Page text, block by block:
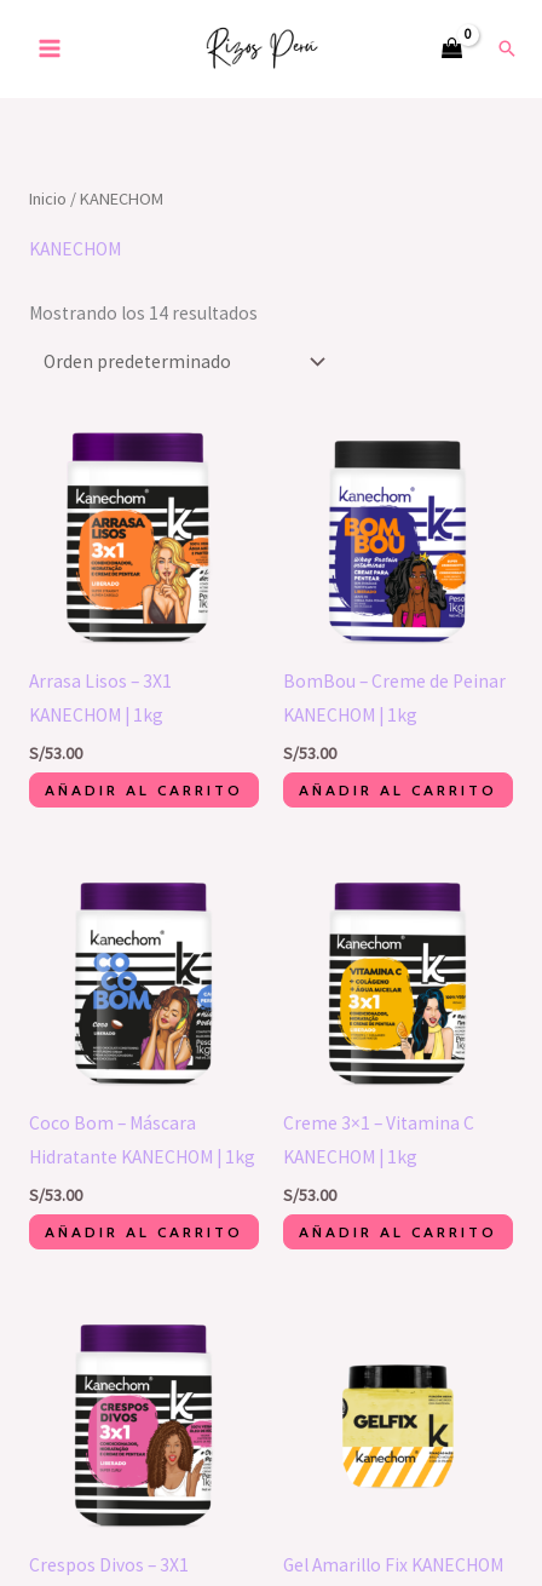
Inicio / KANECHOM
KANECHOM
Mostrando los 14 resultados
Arrasa Lisos – 3X1
KANECHOM | 1kg
S/53.00
AÑADIR AL CARRITO
BomBou – Creme de Peinar
KANECHOM | 1kg
S/53.00
AÑADIR AL CARRITO
Coco Bom – Máscara
Hidratante KANECHOM | 1kg
S/53.00
AÑADIR AL CARRITO
Creme 3×1 – Vitamina C
KANECHOM | 1kg
S/53.00
AÑADIR AL CARRITO
Crespos Divos – 3X1
Gel Amarillo Fix KANECHOM